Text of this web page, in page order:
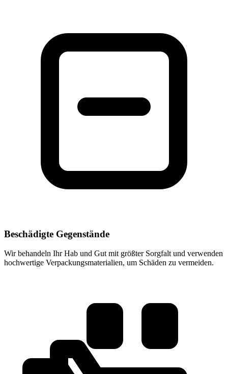
Beschädigte Gegenstände
Wir behandeln Ihr Hab und Gut mit größter Sorgfalt und verwenden
hochwertige Verpackungsmaterialien, um Schäden zu vermeiden.